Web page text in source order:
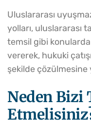
Uluslararası
yolları, uluslararası
temsil gibi
vererek, hukuki
şekilde çözülmesine
Neden Bizi